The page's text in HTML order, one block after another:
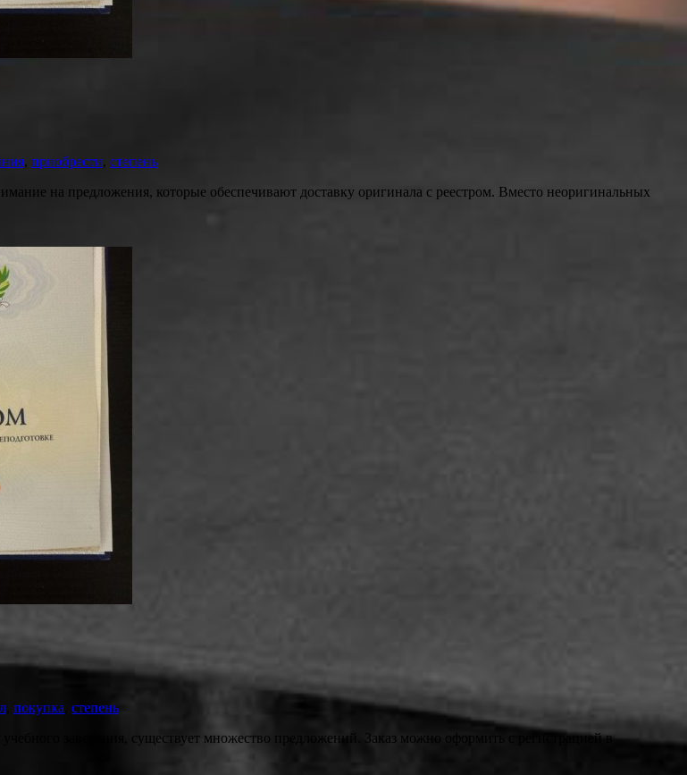
, приобрести, степень
на предложения, которые обеспечивают доставку оригинала с реестром. Вместо неоригинальных
покупка степень
заведения, существует множество предложений. Заказ можно оформить с регистрацией в